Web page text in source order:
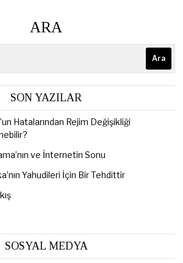
ARA
Ara
SON YAZILAR
Hatalarından Rejim Değişikliği
ve İnternetin Sonu
Yahudileri İçin Bir Tehdittir
SOSYAL MEDYA